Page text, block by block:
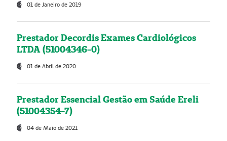
01 de Janeiro de 2019
Prestador Decordis Exames Cardiológicos
LTDA (51004346-0)
01 de Abril de 2020
Prestador Essencial Gestão em Saúde Ereli
(51004354-7)
04 de Maio de 2021